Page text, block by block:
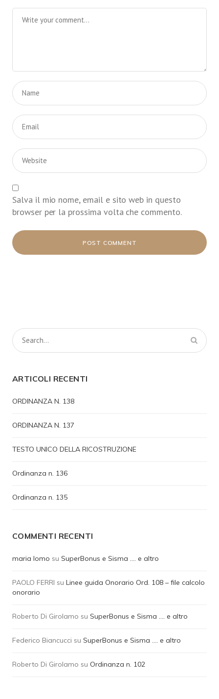
Salva il mio nome, email e sito web in questo
browser per la prossima volta che commento.
ARTICOLI RECENTI
ORDINANZA N. 138
ORDINANZA N. 137
TESTO UNICO DELLA RICOSTRUZIONE
Ordinanza n. 136
Ordinanza n. 135
COMMENTI RECENTI
maria lomo su SuperBonus e Sisma …. e altro
PAOLO FERRI su Linee guida Onorario Ord. 108 – file calcolo
onorario
Roberto Di Girolamo su SuperBonus e Sisma …. e altro
Federico Biancucci su SuperBonus e Sisma …. e altro
Roberto Di Girolamo su Ordinanza n. 102